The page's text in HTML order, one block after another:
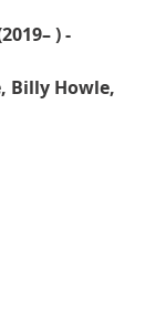
) -
Billy Howle,